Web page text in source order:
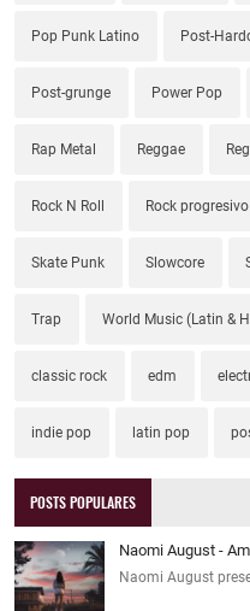
Pop Punk Latino Post-
Post-grunge Power Pop
Rap Metal Reggae
Rock N Roll Rock progresivo
Skate Punk Slowcore
Trap World Music (Latin &
classic rock edm
indie pop latin pop
POSTS POPULARES
Naomi August -
Naomi August